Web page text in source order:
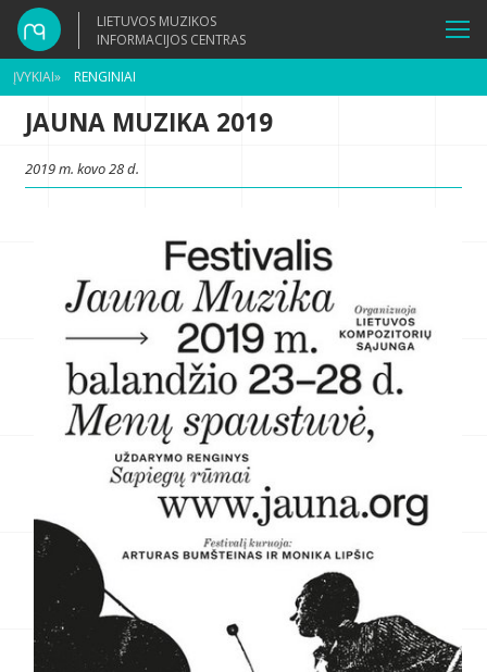
LIETUVOS MUZIKOS
INFORMACIJOS CENTRAS
ĮVYKIAI» RENGINIAI
JAUNA MUZIKA 2019
2019 m. kovo 28 d.